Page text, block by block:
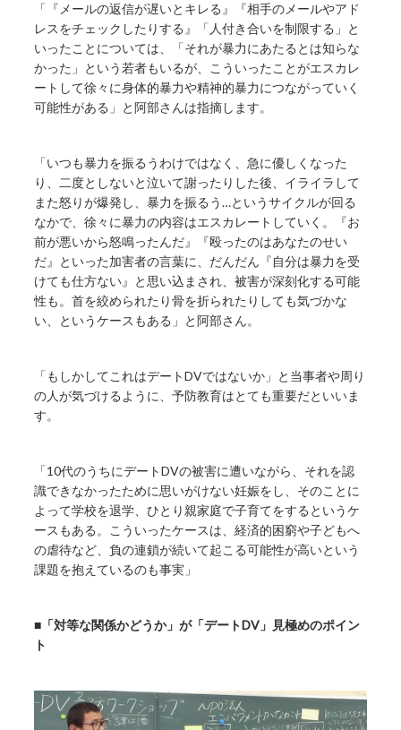
「『メールの返信が遅いとキレる』『相手のメールやアド
レスをチェックしたりする』「人付き合いを制限する」と
いったことについては、「それが暴力にあたるとは知らな
かった」という若者もいるが、こういったことがエスカレ
ートして徐々に身体的暴力や精神的暴力につながっていく
可能性がある」と阿部さんは指摘します。
「いつも暴力を振るうわけではなく、急に優しくなった
り、二度としないと泣いて謝ったりした後、イライラして
また怒りが爆発し、暴力を振るう…というサイクルが回る
なかで、徐々に暴力の内容はエスカレートしていく。『お
前が悪いから怒鳴ったんだ』『殴ったのはあなたのせい
だ』といった加害者の言葉に、だんだん『自分は暴力を受
けても仕方ない』と思い込まされ、被害が深刻化する可能
性も。首を絞められたり骨を折られたりしても気づかな
い、というケースもある」と阿部さん。
「もしかしてこれはデートDVではないか」と当事者や周り
の人が気づけるように、予防教育はとても重要だといいま
す。
「10代のうちにデートDVの被害に遭いながら、それを認
識できなかったために思いがけない妊娠をし、そのことに
よって学校を退学、ひとり親家庭で子育てをするというケ
ースもある。こういったケースは、経済的困窮や子どもへ
の虐待など、負の連鎖が続いて起こる可能性が高いという
課題を抱えているのも事実」
■「対等な関係かどうか」が「デートDV」見極めのポイン
ト